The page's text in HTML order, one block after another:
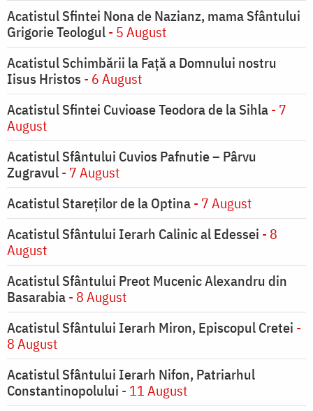
Acatistul Sfintei Nona de Nazianz, mama Sfântului
Grigorie Teologul- 5 August
Acatistul Schimbării la Faţă a Domnului nostru
Iisus Hristos - 6 August
Acatistul Sfintei Cuvioase Teodora de la Sihla- 7
August
Acatistul Sfântului Cuvios Pafnutie – Pârvu
Zugravul- 7 August
Acatistul Stareţilor de la Optina- 7 August
Acatistul Sfântului Ierarh Calinic al Edessei - 8
August
Acatistul Sfântului Preot Mucenic Alexandru din
Basarabia- 8 August
Acatistul Sfântului Ierarh Miron, Episcopul Cretei -
8 August
Acatistul Sfântului Ierarh Nifon, Patriarhul
Constantinopolului - 11 August